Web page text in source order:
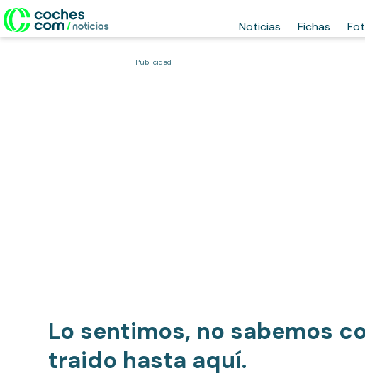
Noticias Fichas
Publicidad
Lo sentimos, no sabemos
traido hasta aquí.